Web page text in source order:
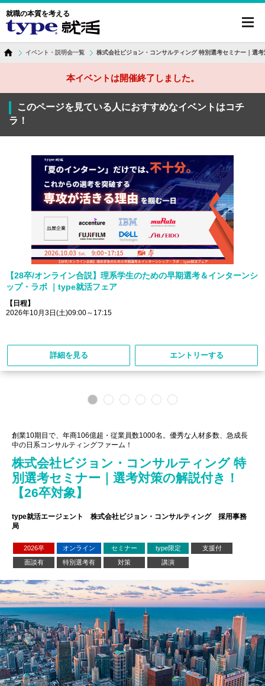
就職の本質を考える
イベント・説明会一覧 株式会社ビジョン・コンサルティング 特別選考セミナー｜選
本イベントは開催終了しました。
このページを見ている人におすすめなイベントはコチ
ラ！
【28卒/オンライン合説】理系学生のための早期選考＆インターンシ
ップ・ラボ ｜type就活フェア
【日程】
2026年10月3日(土)09:00～17:15
詳細を見る エントリーする
創業10期目で、年商106億超・従業員数1000名。優秀な人材多数、急成長
中の日系コンサルティングファーム！
株式会社ビジョン・コンサルティング 特
別選考セミナー｜選考対策の解説付き！
【26卒対象】
type就活エージェント 株式会社ビジョン・コンサルティング 採用事務
局
2026卒 オンライン セミナー type限定
支援付
面談有
特別選考有 対策 講演